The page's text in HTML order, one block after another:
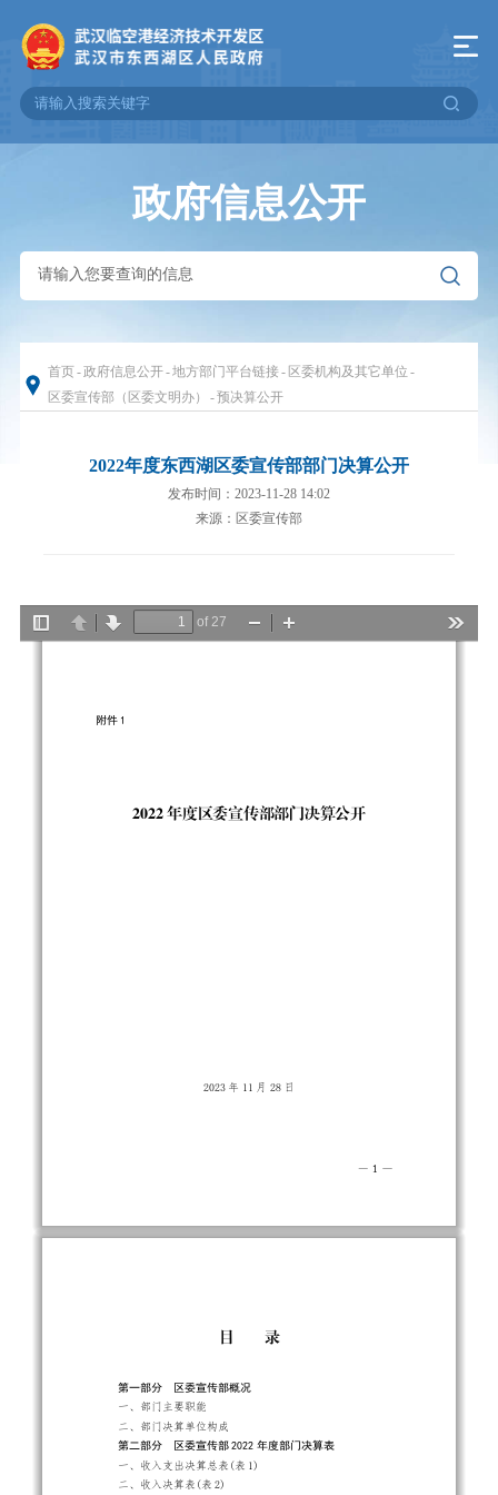
政府信息公开
首页-政府信息公开-地方部门平台链接- 区委机构及其它单位 -
区委宣传部（区委文明办）
-预决算公开
2022年度东西湖区委宣传部部门决算公开
发布时间：2023-11-28 14:02
来源：区委宣传部